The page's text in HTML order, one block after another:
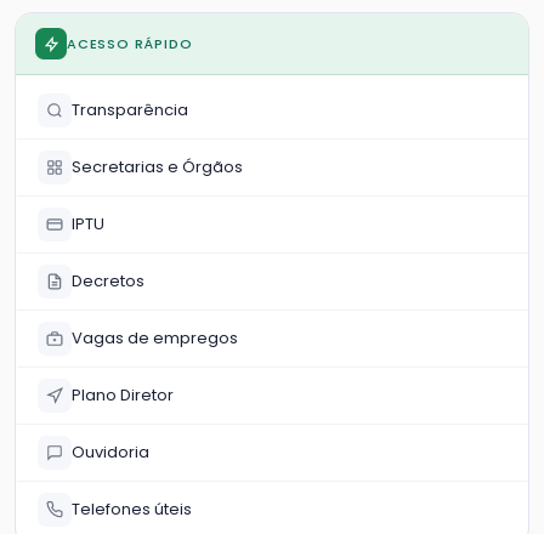
ACESSO RÁPIDO
Transparência
Secretarias e Órgãos
IPTU
Decretos
Vagas de empregos
Plano Diretor
Ouvidoria
Telefones úteis